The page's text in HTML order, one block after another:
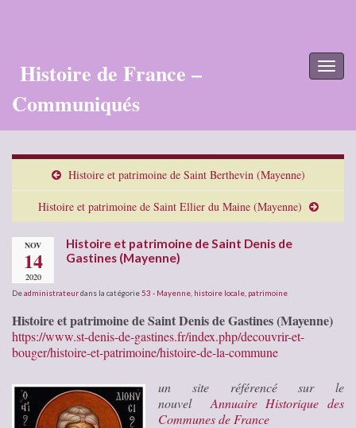
Histoire de France –
Communiqués
Histoire et patrimoine de Saint Berthevin (Mayenne)
Histoire et patrimoine de Saint Ellier du Maine (Mayenne)
NOV
14
2020
Histoire et patrimoine de Saint Denis de
Gastines (Mayenne)
Deadministrateurdans la catégorie 53 - Mayenne histoire locale patrimoine
Histoire et patrimoine de Saint Denis de Gastines (Mayenne)
https://www.st-denis-de-gastines.fr/index.php/decouvrir-et-
bouger/histoire-et-patrimoine/histoire-de-la-commune
un site référencé sur le
nouvel Annuaire Historique des
Communes de France